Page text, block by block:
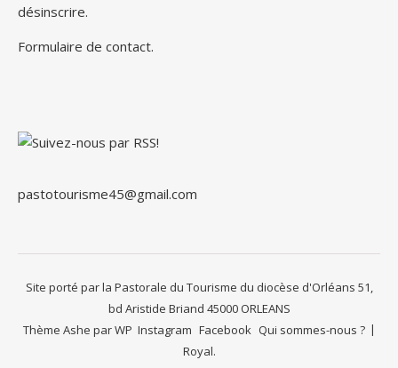
désinscrire.
Formulaire de contact.
pastotourisme45@gmail.com
Site porté par la Pastorale du Tourisme du diocèse d'Orléans 51,
bd Aristide Briand 45000 ORLEANS
Instagram Facebook Qui sommes-nous ?
Thème Ashe parWP
Royal.